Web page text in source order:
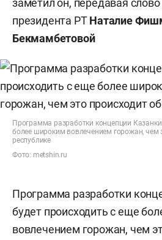
заметил он, передавая
президента РТНаталие
Бекмамбетовой
Программа разработки концепции
более широким вовлечением горожан, чем
республике
Фото: metshin.ru
Программа разработки
будет происходить с еще
вовлечением горожан, чем